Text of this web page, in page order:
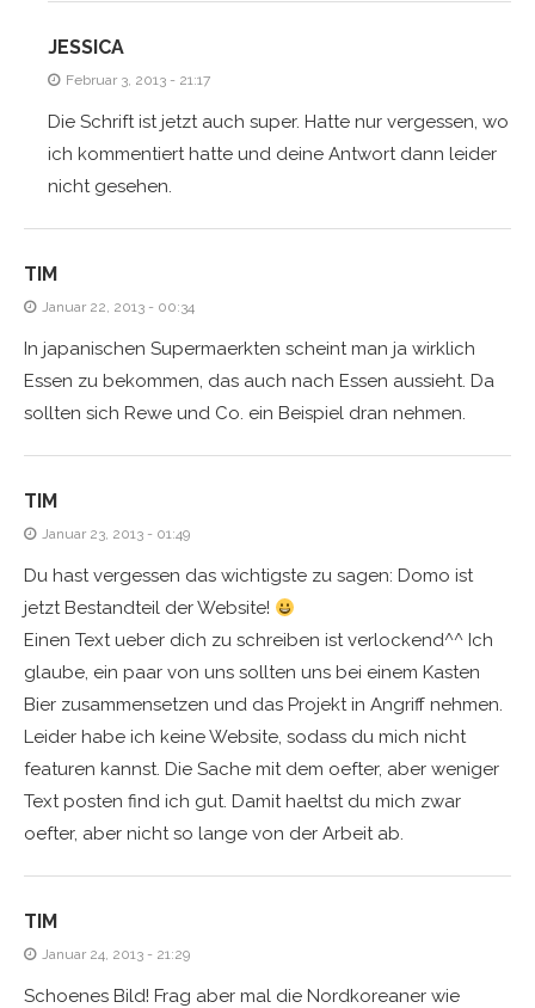
JESSICA
Februar 3, 2013 - 21:17
Die Schrift ist jetzt auch super. Hatte nur vergessen, wo
ich kommentiert hatte und deine Antwort dann leider
nicht gesehen.
TIM
Januar 22, 2013 - 00:34
In japanischen Supermaerkten scheint man ja wirklich
Essen zu bekommen, das auch nach Essen aussieht. Da
sollten sich Rewe und Co. ein Beispiel dran nehmen.
TIM
Januar 23, 2013 - 01:49
Du hast vergessen das wichtigste zu sagen: Domo ist
jetzt Bestandteil der Website!
Einen Text ueber dich zu schreiben ist verlockend^^ Ich
glaube, ein paar von uns sollten uns bei einem Kasten
Bier zusammensetzen und das Projekt in Angriff nehmen.
Leider habe ich keine Website, sodass du mich nicht
featuren kannst. Die Sache mit dem oefter, aber weniger
Text posten find ich gut. Damit haeltst du mich zwar
oefter, aber nicht so lange von der Arbeit ab.
TIM
Januar 24, 2013 - 21:29
Schoenes Bild! Frag aber mal die Nordkoreaner wie